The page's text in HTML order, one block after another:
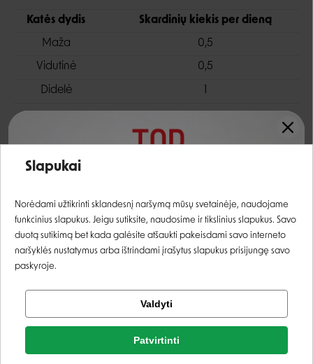
Rašyti atsiliepimą
Katės dydis Skardinių kiekis per dieną
Maža 0,5
Vidutinė 0,5
Didelė 1
Skirta
Baltymų šaltinis
TUNAS
Veislės dydis
VISOMS VEISLĖMS
Maisto klasė
SUPER PREMIUM
Registruotis
Facebook
Slapukai
Norėdami užtikrinti sklandesnį naršymą mūsų svetainėje, naudojame
funkcinius slapukus. Jeigu sutiksite, naudosime ir tikslinius slapukus. Savo
duotą sutikimą bet kada galėsite atšaukti pakeisdami savo interneto
naršyklės nustatymus arba ištrindami įrašytus slapukus prisijungę savo
paskyroje.
Valdyti
Patvirtinti